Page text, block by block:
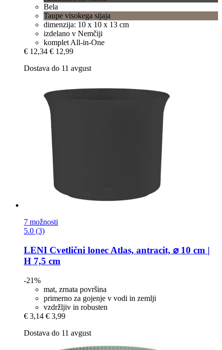
Bela
Taupe visokega sijaja
dimenzija: 10 x 10 x 13 cm
izdelano v Nemčiji
komplet All-in-One
€ 12,34 € 12,99
Dostava do 11 avgust
7 možnosti
5.0 (3)
LENI Cvetlični lonec Atlas, antracit, ⌀ 10 cm |
H 7,5 cm
-21%
mat, zrnata površina
primerno za gojenje v vodi in zemlji
vzdržljiv in robusten
€ 3,14 € 3,99
Dostava do 11 avgust